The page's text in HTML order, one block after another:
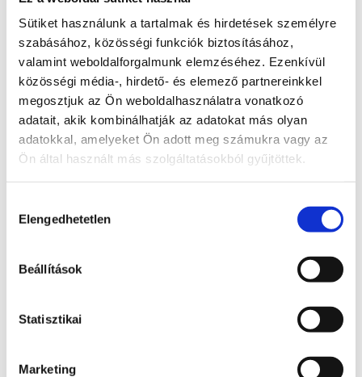
Sütiket használunk a tartalmak és hirdetések személyre
szabásához, közösségi funkciók biztosításához,
valamint weboldalforgalmunk elemzéséhez. Ezenkívül
közösségi média-, hirdető- és elemező partnereinkkel
megosztjuk az Ön weboldalhasználatra vonatkozó
adatait, akik kombinálhatják az adatokat más olyan
adatokkal, amelyeket Ön adott meg számukra vagy az
Ön által használt más szolgáltatásokból gyűjtöttek.
kiválasztása
Elengedhetetlen
Beállítások
Statisztikai
Marketing
Gynof
lor
®
-
t?